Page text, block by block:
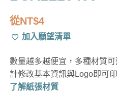
從NT$4
加入願望清單
數量越多越便宜，多種材質
計修改基本資訊與Logo即可印
了解紙張材質